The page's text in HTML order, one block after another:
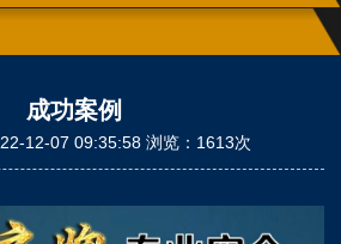
成功案例
12-07 09:35:58 浏览：1613次